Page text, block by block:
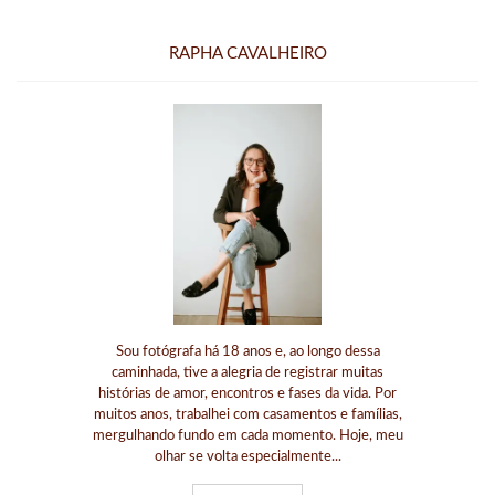
RAPHA CAVALHEIRO
Sou fotógrafa há 18 anos e, ao longo dessa
caminhada, tive a alegria de registrar muitas
histórias de amor, encontros e fases da vida. Por
muitos anos, trabalhei com casamentos e famílias,
mergulhando fundo em cada momento. Hoje, meu
olhar se volta especialmente...